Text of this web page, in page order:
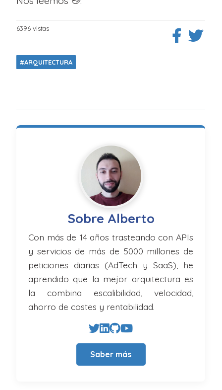
6396 vistas
#ARQUITECTURA
Sobre Alberto
Con más de 14 años trasteando con APIs
y servicios de más de 5000 millones de
peticiones diarias (AdTech y SaaS), he
aprendido que la mejor arquitectura es
la combina escalibilidad, velocidad,
ahorro de costes y rentabilidad.
Saber más